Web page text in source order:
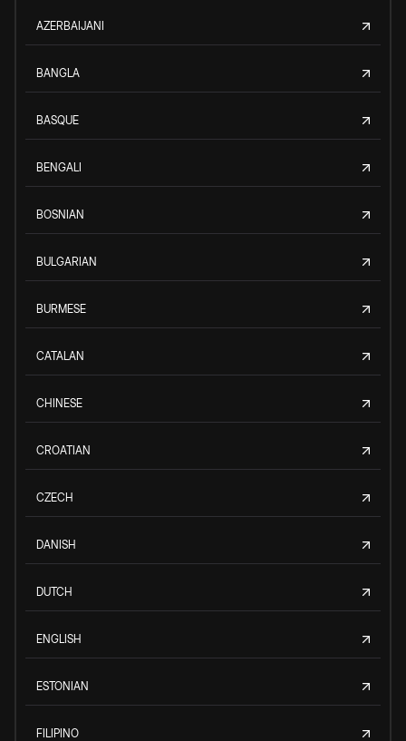
AZERBAIJANI
BANGLA
BASQUE
BENGALI
BOSNIAN
BULGARIAN
BURMESE
CATALAN
CHINESE
CROATIAN
CZECH
DANISH
DUTCH
ENGLISH
ESTONIAN
FILIPINO